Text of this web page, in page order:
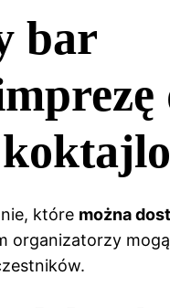
bar
które można
organizatorzy